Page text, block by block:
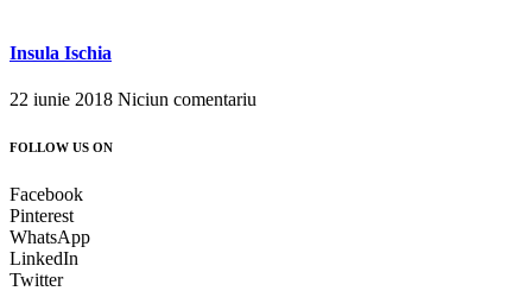
Insula Ischia
22 iunie 2018 Niciun comentariu
FOLLOW US ON
Facebook
Pinterest
WhatsApp
LinkedIn
Twitter